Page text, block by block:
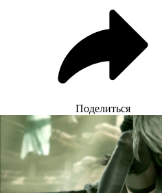
Поделиться